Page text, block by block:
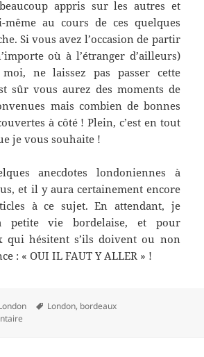
appris sur les autres et
au cours de ces quelques
Si vous avez l’occasion de partir
où à l’étranger d’ailleurs)
ne laissez pas passer cette
sûr vous aurez des moments de
mais combien de bonnes
à côté ! Plein, c’est en tout
je vous souhaite !
anecdotes londoniennes à
et il y aura certainement encore
à ce sujet. En attendant, je
petite vie bordelaise, et pour
qui hésitent s’ils doivent ou non
: « OUI IL FAUT Y ALLER » !
Mots-
London, bordeaux